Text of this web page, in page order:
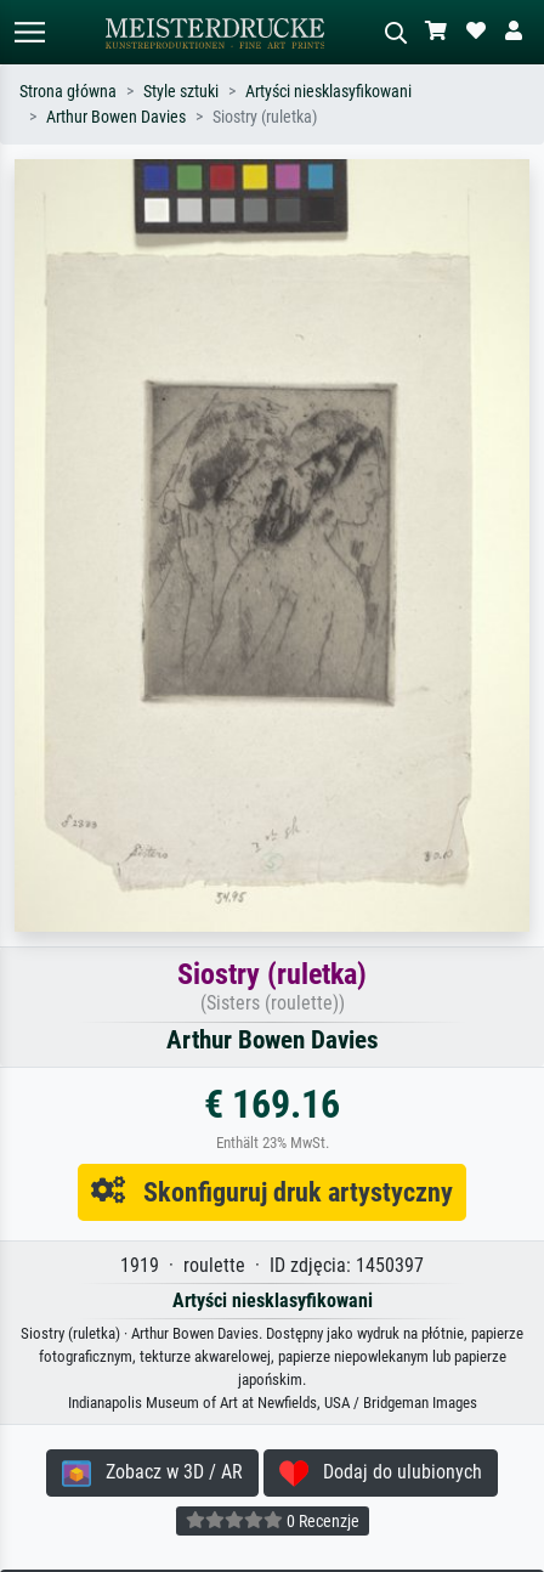
Szukaj wg artysty, tytułu lub stylu – np.
Monet, Gwiaździsta noc,
impresjonizm, fala Hokusaia, akt.
abstrakcja z czerwienią, ciemny olej,
Strona główna Style sztuki
Artyści niesklasyfikowani
Arthur Bowen Davies
Siostry (ruletka)
Siostry (ruletka)
(Sisters (roulette))
Arthur Bowen Davies
€ 169.16
Enthält 23% MwSt.
Skonfiguruj druk artystyczny
1919 · roulette · ID zdjęcia: 1450397
Artyści niesklasyfikowani
Siostry (ruletka) · Arthur Bowen Davies. Dostępny jako wydruk na płótnie, papierze
fotograficznym, tekturze akwarelowej, papierze niepowlekanym lub papierze
japońskim.
Indianapolis Museum of Art at Newfields, USA / Bridgeman Images
Zobacz w 3D / AR Dodaj do ulubionych
0 Recenzje